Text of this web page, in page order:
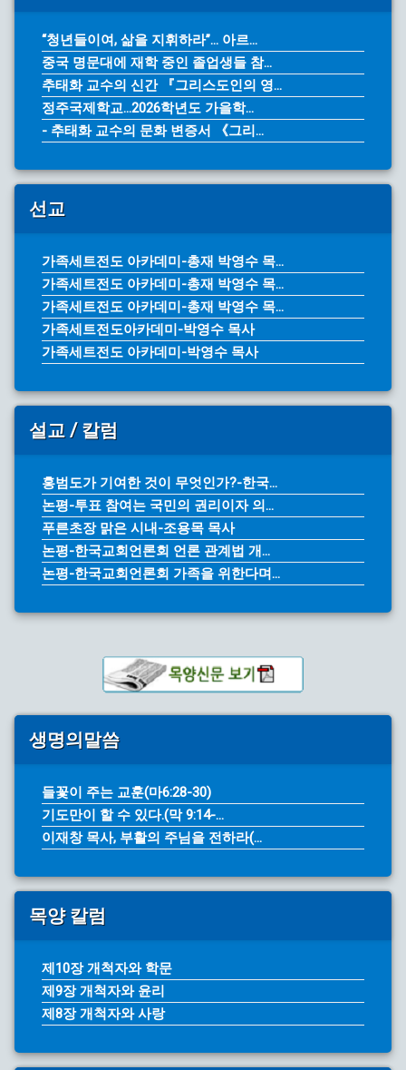
“청년들이여, 삶을 지휘하라”… 아르...
중국 명문대에 재학 중인 졸업생들 참...
추태화 교수의 신간 『그리스도인의 영...
정주국제학교...2026학년도 가을학...
- 추태화 교수의 문화 변증서 《그리...
선교
가족세트전도 아카데미-총재 박영수 목...
가족세트전도 아카데미-총재 박영수 목...
가족세트전도 아카데미-총재 박영수 목...
가족세트전도아카데미-박영수 목사
가족세트전도 아카데미-박영수 목사
설교 / 칼럼
홍범도가 기여한 것이 무엇인가?-한국...
논평-투표 참여는 국민의 권리이자 의...
푸른초장 맑은 시내-조용목 목사
논평-한국교회언론회 언론 관계법 개...
논평-한국교회언론회 가족을 위한다며...
생명의말씀
들꽃이 주는 교훈(마6:28-30)
기도만이 할 수 있다.(막 9:14-...
이재창 목사, 부활의 주님을 전하라(...
목양 칼럼
제10장 개척자와 학문
제9장 개척자와 윤리
제8장 개척자와 사랑